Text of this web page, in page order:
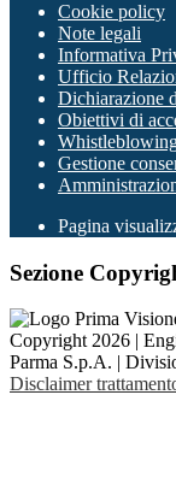
Cookie policy
Note legali
Informativa
Ufficio
Dichiarazione
Obiettivi di
Gestione
Pagina
Sezione
Copyright 2026 |
Parma S.p.A. |
Disclaimer